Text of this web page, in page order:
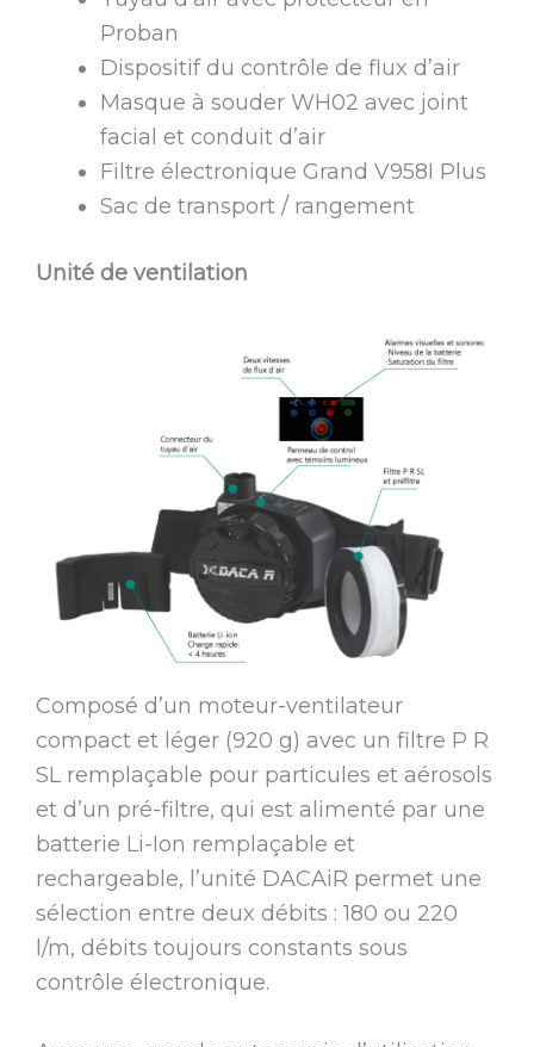
Proban
Dispositif du contrôle de flux d’air
Masque à souder WH02 avec joint
facial et conduit d’air
Filtre électronique Grand V958I Plus
Sac de transport / rangement
Unité de ventilation
Composé d’un moteur-ventilateur
compact et léger (920 g) avec un filtre P R
SL remplaçable pour particules et aérosols
et d’un pré-filtre, qui est alimenté par une
batterie Li-Ion remplaçable et
rechargeable, l’unité DACAiR permet une
sélection entre deux débits : 180 ou 220
l/m, débits toujours constants sous
contrôle électronique.